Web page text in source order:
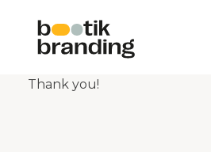
Thank you!